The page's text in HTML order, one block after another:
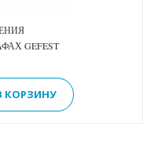
GEFEST
КОРЗИНУ